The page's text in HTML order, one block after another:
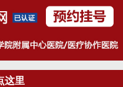
这里